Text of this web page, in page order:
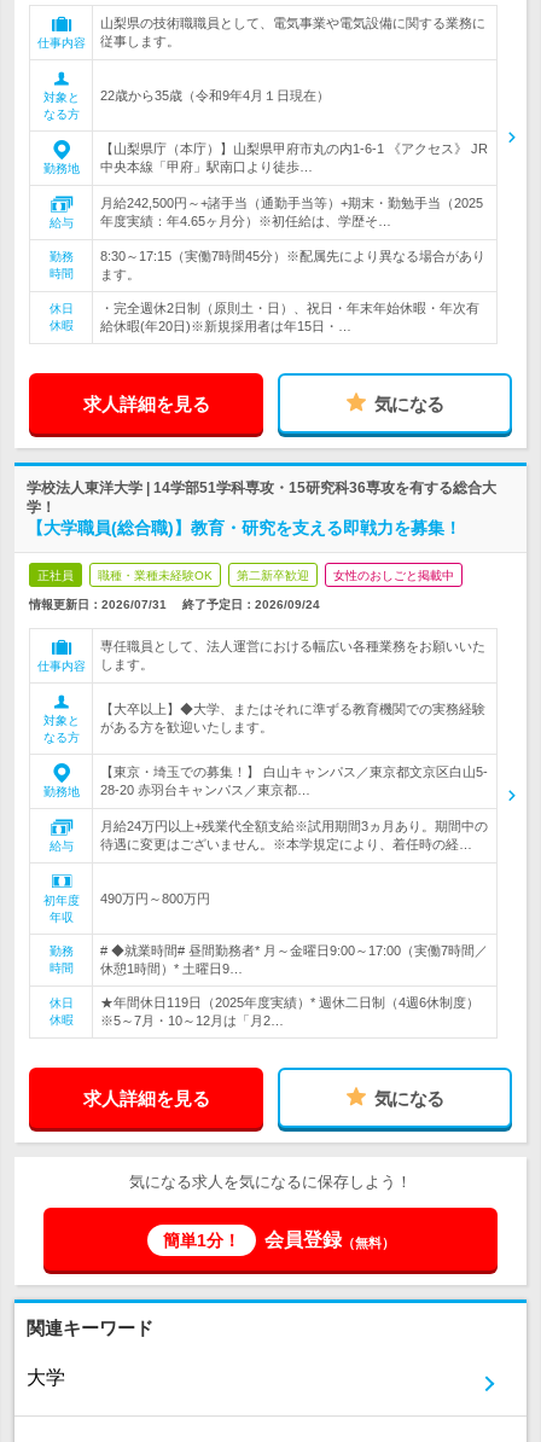
仕事内容
山梨県の技術職職員として、電気事業や電気設備に関する業務に
従事します。
対象と
なる方
22歳から35歳（令和9年4月１日現在）
勤務地
【山梨県庁（本庁）】山梨県甲府市丸の内1-6-1 《アクセス》 JR
中央本線「甲府」駅南口より徒歩…
給与
月給242,500円～+諸手当（通勤手当等）+期末・勤勉手当（2025
年度実績：年4.65ヶ月分）※初任給は、学歴そ…
勤務
時間
8:30～17:15（実働7時間45分）※配属先により異なる場合があり
ます。
休日
休暇
・完全週休2日制（原則土・日）、祝日・年末年始休暇・年次有
給休暇(年20日)※新規採用者は年15日・…
求人詳細を見る 気になる
学校法人東洋大学 | 14学部51学科専攻・15研究科36専攻を有する総合大
学！
【大学職員(総合職)】教育・研究を支える即戦力を募集！
正社員 職種・業種未経験OK 第二新卒歓迎 女性のおしごと掲載中
情報更新日：2026/07/31 終了予定日： 2026/09/24
仕事内容
専任職員として、法人運営における幅広い各種業務をお願いいた
します。
対象と
なる方
【大卒以上】◆大学、またはそれに準ずる教育機関での実務経験
がある方を歓迎いたします。
勤務地
【東京・埼玉での募集！】 白山キャンパス／東京都文京区白山5‐
28‐20 赤羽台キャンパス／東京都…
給与
月給24万円以上+残業代全額支給※試用期間3ヵ月あり。期間中の
待遇に変更はございません。※本学規定により、着任時の経…
初年度
年収
490万円～800万円
勤務
時間
# ◆就業時間# 昼間勤務者* 月～金曜日9:00～17:00（実働7時間／
休憩1時間）* 土曜日9…
休日
休暇
★年間休日119日（2025年度実績）* 週休二日制（4週6休制度）
※5～7月・10～12月は「月2…
求人詳細を見る 気になる
気になる求人を気になるに保存しよう！
簡単1分！ 会員登録（無料）
関連キーワード
大学